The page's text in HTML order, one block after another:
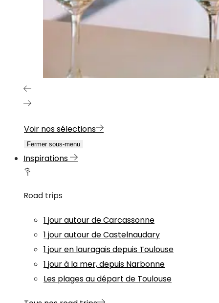
Voir nos sélections
Fermer sous-menu
Inspirations
Road trips
1 jour autour de Carcassonne
1 jour autour de Castelnaudary
1 jour en lauragais depuis Toulouse
1 jour à la mer, depuis Narbonne
Les plages au départ de Toulouse